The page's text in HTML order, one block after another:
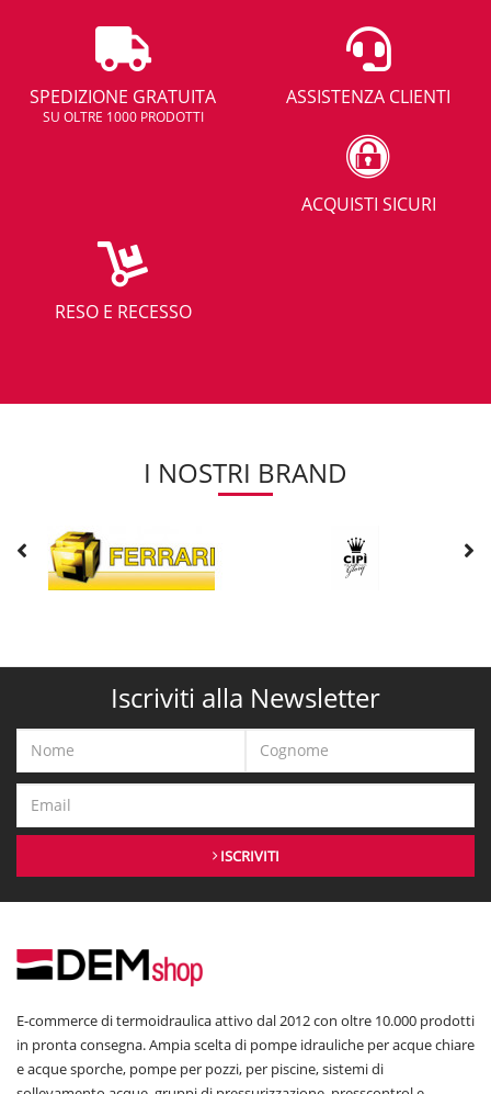
SPEDIZIONE GRATUITA
SU OLTRE 1000 PRODOTTI
ASSISTENZA CLIENTI
ACQUISTI SICURI
RESO E RECESSO
I NOSTRI BRAND
Iscriviti alla Newsletter
ISCRIVITI
E-commerce di termoidraulica attivo dal 2012 con oltre 10.000 prodotti
in pronta consegna. Ampia scelta di pompe idrauliche per acque chiare
e acque sporche, pompe per pozzi, per piscine, sistemi di